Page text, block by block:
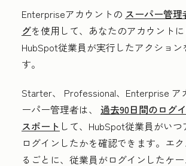
Enterpriseアカウントの スーパー管理
グを使用して、あなたのアカウント
HubSpot従業員が実行したアクション
す。
Starter、 Professional、Enterprise ア
ーパー管理者は、 過去90日間のログ
スポート して、HubSpot従業員がい
ログインしたかを確認できます。エ
るごとに、従業員がログインしたケ